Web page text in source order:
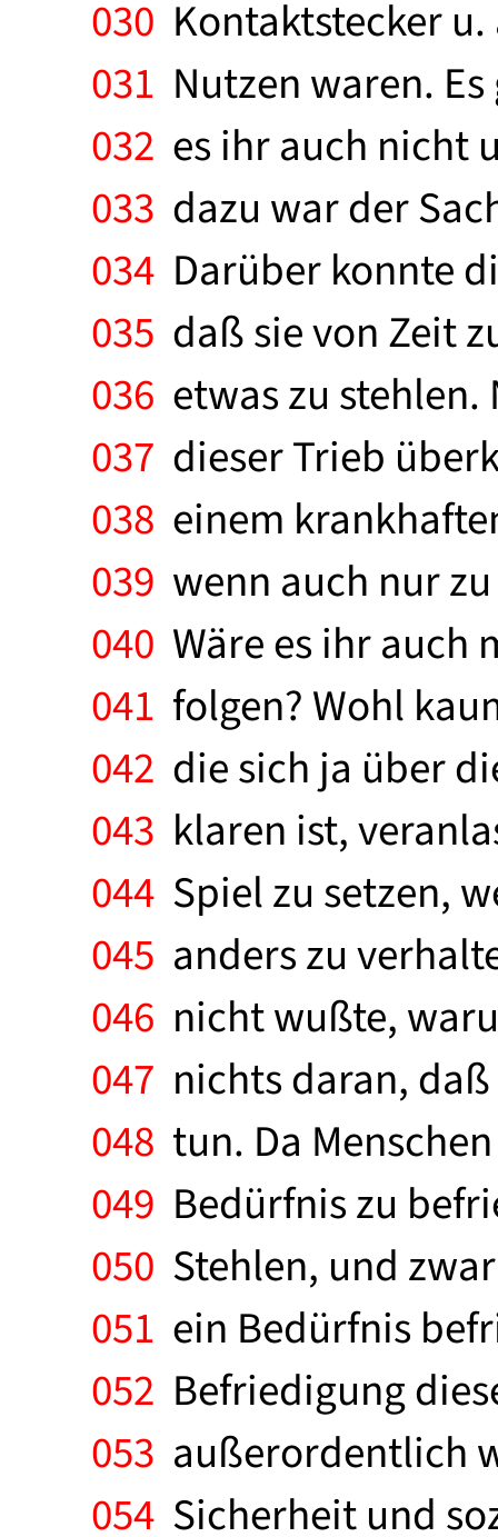
030 Kontaktstecker
031 Nutzen waren.
032 es ihr auch nicht
033 dazu war der
034 Darüber konnte
035 daß sie von Zeit
036 etwas zu
037 dieser Trieb
038 einem
039 wenn auch nur
040 Wäre es ihr auch
041 folgen? Wohl
042 die sich ja über
043 klaren ist,
044 Spiel zu setzen,
045 anders zu
046 nicht wußte,
047 nichts daran,
048 tun. Da
049 Bedürfnis zu
050 Stehlen, und
051 ein Bedürfnis
052 Befriedigung
053 außerordentlich
054 Sicherheit und